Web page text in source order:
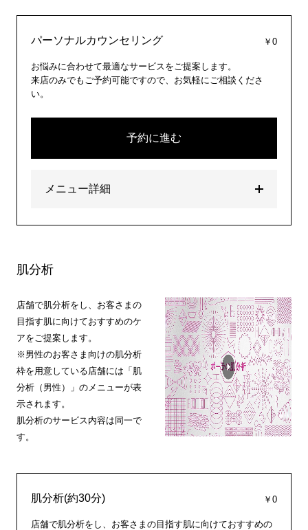
パーソナルカウンセリング ￥0
お悩みに合わせて最適なサービスをご提案します。
来店のみでもご予約可能ですので、お気軽にご相談くださ
い。
予約に進む
メニュー詳細
肌分析
店舗で肌分析をし、お客さまの
目指す肌に向けておすすめのケ
アをご提案します。
※男性のお客さま向けの肌分析
枠を用意している店舗には「肌
分析（男性）」のメニューが表
示されます。
肌分析のサービス内容は同一で
す。
肌分析(約30分) ￥0
店舗で肌分析をし、お客さまの目指す肌に向けておすすめの